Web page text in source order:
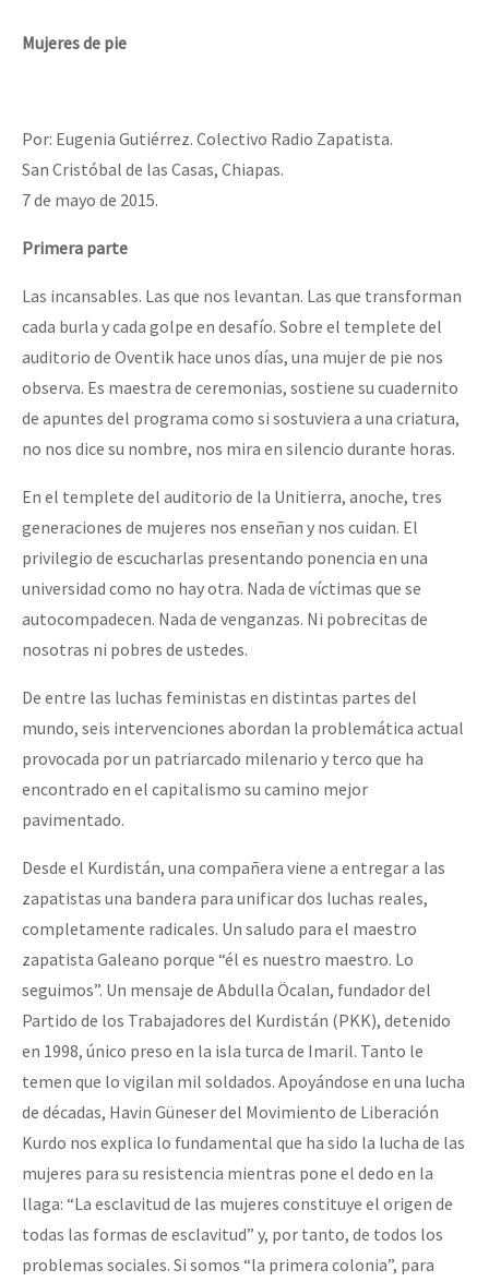
EZLN
AutonomÍa y Resistencia
Megaproyectos
Mujeres
Niñxs
ETIQUETAS
MULTIMEDIA
Fotorreportaje
Video
Otras secciones
Medios Libres
COVID-19
Se o México sabe, que o mundo saiba! Nossas lutas pela
Mujeres de pie
Por: Eugenia Gutiérrez. Colectivo Radio Zapatista.
San Cristóbal de las Casas, Chiapas.
7 de mayo de 2015.
Primera parte
Las incansables. Las que nos levantan. Las que transforman
cada burla y cada golpe en desafío. Sobre el templete del
auditorio de Oventik hace unos días, una mujer de pie nos
observa. Es maestra de ceremonias, sostiene su cuadernito
de apuntes del programa como si sostuviera a una criatura,
no nos dice su nombre, nos mira en silencio durante horas.
En el templete del auditorio de la Unitierra, anoche, tres
generaciones de mujeres nos enseñan y nos cuidan. El
privilegio de escucharlas presentando ponencia en una
universidad como no hay otra. Nada de víctimas que se
autocompadecen. Nada de venganzas. Ni pobrecitas de
nosotras ni pobres de ustedes.
De entre las luchas feministas en distintas partes del
mundo, seis intervenciones abordan la problemática actual
provocada por un patriarcado milenario y terco que ha
encontrado en el capitalismo su camino mejor
pavimentado.
Desde el Kurdistán, una compañera viene a entregar a las
zapatistas una bandera para unificar dos luchas reales,
completamente radicales. Un saludo para el maestro
zapatista Galeano porque “él es nuestro maestro. Lo
seguimos”. Un mensaje de Abdulla Öcalan, fundador del
Partido de los Trabajadores del Kurdistán (PKK), detenido
en 1998, único preso en la isla turca de Imaril. Tanto le
temen que lo vigilan mil soldados. Apoyándose en una lucha
de décadas, Havin Güneser del Movimiento de Liberación
Kurdo nos explica lo fundamental que ha sido la lucha de las
mujeres para su resistencia mientras pone el dedo en la
llaga: “La esclavitud de las mujeres constituye el origen de
todas las formas de esclavitud” y, por tanto, de todos los
problemas sociales. Si somos “la primera colonia”, para